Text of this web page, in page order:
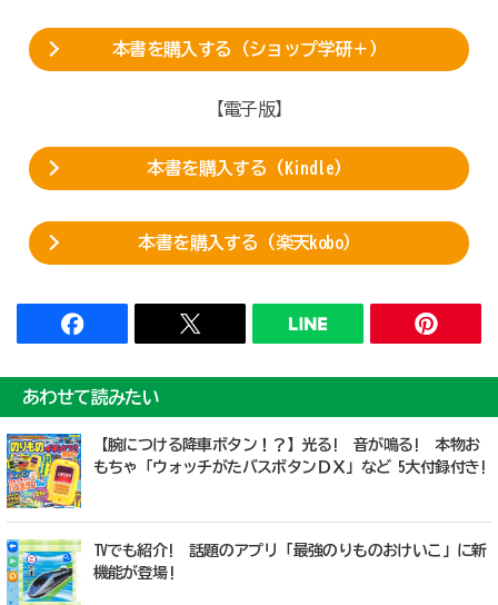
本書を購入する（ショップ学研＋）
【電子版】
本書を購入する（Kindle）
本書を購入する（楽天kobo）
あわせて読みたい
【腕につける降車ボタン！？】光る! 音が鳴る! 本物お
もちゃ「ウォッチがたバスボタンＤＸ」など 5大付録付き!
TVでも紹介! 話題のアプリ「最強のりものおけいこ」に新
機能が登場!